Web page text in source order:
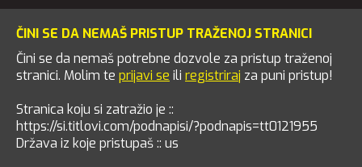
ČINI SE DA NEMAŠ PRISTUP TRAŽENOJ STRANICI
Čini se da nemaš potrebne dozvole za pristup traženoj
stranici. Molim te prijavi se ili registriraj za puni pristup!
Stranica koju si zatražio je ::
https://si.titlovi.com/podnapisi/?podnapis=tt0121955
Država iz koje pristupaš :: us